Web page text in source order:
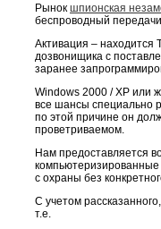
Рынок шпионская
беспроводный
Активация – находится
дозвонищика с
заранее
Windows 2000 / XP или
все шансы специально
по этой причине он
проветриваемом.
Нам предоставляется
с охраны без
С учетом
т.е.